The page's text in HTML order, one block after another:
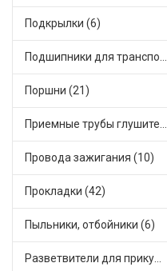
Подкрылки (6)
Подшипники для транспорта (43)
Поршни (21)
Приемные трубы глушителя (5)
Провода зажигания (10)
Прокладки (42)
Пыльники, отбойники (6)
Разветвители для прикуривателя (3)